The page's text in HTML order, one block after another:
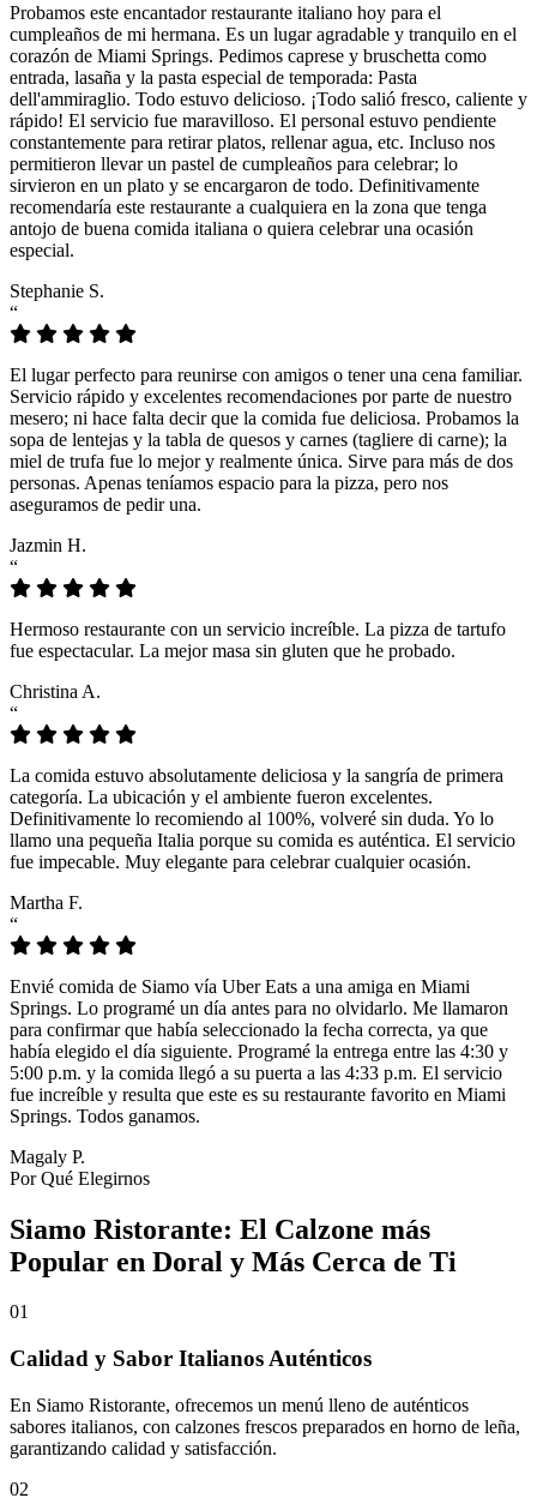
Probamos este encantador restaurante italiano hoy para el
cumpleaños de mi hermana. Es un lugar agradable y tranquilo en el
corazón de Miami Springs. Pedimos caprese y bruschetta como
entrada, lasaña y la pasta especial de temporada: Pasta
dell'ammiraglio. Todo estuvo delicioso. ¡Todo salió fresco, caliente y
rápido! El servicio fue maravilloso. El personal estuvo pendiente
constantemente para retirar platos, rellenar agua, etc. Incluso nos
permitieron llevar un pastel de cumpleaños para celebrar; lo
sirvieron en un plato y se encargaron de todo. Definitivamente
recomendaría este restaurante a cualquiera en la zona que tenga
antojo de buena comida italiana o quiera celebrar una ocasión
especial.
Stephanie S.
“
El lugar perfecto para reunirse con amigos o tener una cena familiar.
Servicio rápido y excelentes recomendaciones por parte de nuestro
mesero; ni hace falta decir que la comida fue deliciosa. Probamos la
sopa de lentejas y la tabla de quesos y carnes (tagliere di carne); la
miel de trufa fue lo mejor y realmente única. Sirve para más de dos
personas. Apenas teníamos espacio para la pizza, pero nos
aseguramos de pedir una.
Jazmin H.
“
Hermoso restaurante con un servicio increíble. La pizza de tartufo
fue espectacular. La mejor masa sin gluten que he probado.
Christina A.
“
La comida estuvo absolutamente deliciosa y la sangría de primera
categoría. La ubicación y el ambiente fueron excelentes.
Definitivamente lo recomiendo al 100%, volveré sin duda. Yo lo
llamo una pequeña Italia porque su comida es auténtica. El servicio
fue impecable. Muy elegante para celebrar cualquier ocasión.
Martha F.
“
Envié comida de Siamo vía Uber Eats a una amiga en Miami
Springs. Lo programé un día antes para no olvidarlo. Me llamaron
para confirmar que había seleccionado la fecha correcta, ya que
había elegido el día siguiente. Programé la entrega entre las 4:30 y
5:00 p.m. y la comida llegó a su puerta a las 4:33 p.m. El servicio
fue increíble y resulta que este es su restaurante favorito en Miami
Springs. Todos ganamos.
Magaly P.
Por Qué Elegirnos
Siamo Ristorante: El Calzone más
Popular en Doral y Más Cerca de Ti
01
Calidad y Sabor Italianos Auténticos
En Siamo Ristorante, ofrecemos un menú lleno de auténticos
sabores italianos, con calzones frescos preparados en horno de leña,
garantizando calidad y satisfacción.
02